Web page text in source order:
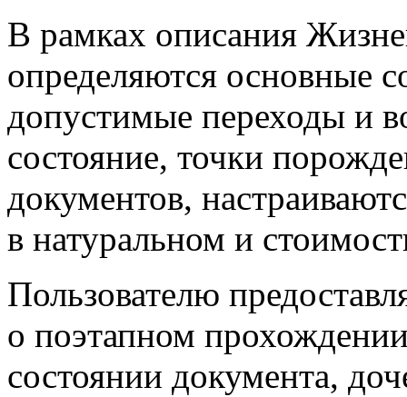
В рамках описания
определяются основные
допустимые переходы и
состояние, точки
документов,
в натуральном и
Пользователю
о поэтапном
состоянии документа,